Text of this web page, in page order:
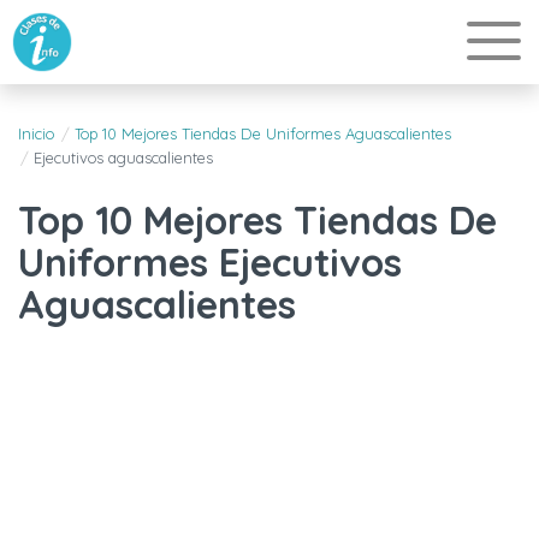
Inicio
Top 10 Mejores Tiendas De Uniformes Aguascalientes
Ejecutivos aguascalientes
Top 10 Mejores Tiendas De
Uniformes Ejecutivos
Aguascalientes